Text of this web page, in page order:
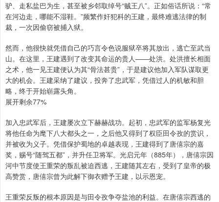
驴、走私盐巴为生，甚至被乡邻取绰号“贼王八”。正如俗话所说：“常
在河边走，哪能不湿鞋。”频繁作奸犯科的王建，最终难逃法律的制
裁，一次因偷窃被捕入狱。
然而，他很快就凭借自己的巧言令色说服狱卒将其放出，逃亡至武当
山。在这里，王建遇到了改变其命运的贵人——处洪。处洪擅长相面
之术，他一见王建便认为其“骨法甚贵”，于是建议他加入军队谋取更
大的机会。王建采纳了建议，投奔了忠武军，凭借过人的机敏和胆
略，终于开始崭露头角。
展开剩余77%
加入忠武军后，王建屡次立下赫赫战功。起初，忠武军的监军杨复光
将他任命为麾下八大都头之一，之后他又得到了权臣田令孜的赏识，
并被收为义子。凭借保护蜀地的卓越表现，王建得到了唐僖宗的嘉
奖，赐号“随驾五都”，并升任卫将军。光启元年（885年），唐僖宗因
河中节度使王重荣的叛乱被迫西逃，王建随其左右，受到了皇帝的极
高赞赏，唐僖宗曾为此解下御衣赠予王建，以示恩宠。
王重荣反叛的根本原因是与田令孜争夺盐池的利益。在唐僖宗西逃的